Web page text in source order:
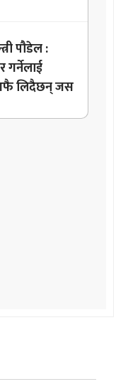
पौडेल :
गर्नेलाई
लिदैछन् जस